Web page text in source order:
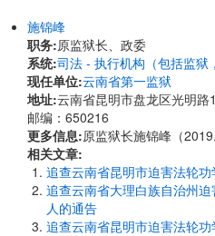
施锦峰
职务:原监狱长、政委
系统:司法 - 执行机构（包括监狱
现任单位:云南省第一监狱
地址:云南省昆明市盘龙区光明
邮编：650216
更多信息:原监狱长施锦峰（
相关文章:
追查云南省昆明市迫害法轮
追查云南省大理白族自治州
人的通告
追查云南省昆明市迫害法轮